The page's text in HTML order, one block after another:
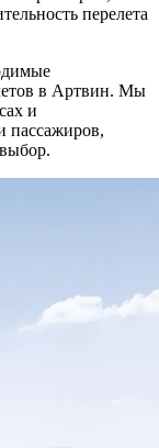
перелета
в Артвин. Мы
и
пассажиров,